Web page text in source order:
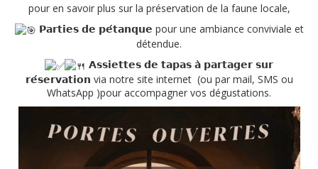
pour en savoir plus sur la préservation de la faune locale,
𝗣𝗮𝗿𝘁𝗶𝗲𝘀 𝗱𝗲 𝗽𝗲́𝘁𝗮𝗻𝗾𝘂𝗲 pour une ambiance conviviale et
détendue.
𝗔𝘀𝘀𝗶𝗲𝘁𝘁𝗲𝘀 𝗱𝗲 𝘁𝗮𝗽𝗮𝘀 𝗮̀ 𝗽𝗮𝗿𝘁𝗮𝗴𝗲𝗿 𝘀𝘂𝗿
𝗿𝗲́𝘀𝗲𝗿𝘃𝗮𝘁𝗶𝗼𝗻 via notre site internet (ou par mail, SMS ou
WhatsApp )pour accompagner vos dégustations.